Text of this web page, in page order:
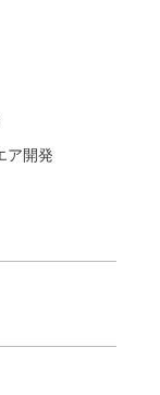
ア開発